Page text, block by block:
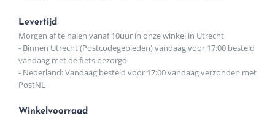
Levertijd
Morgen af te halen vanaf 10uur in onze winkel in Utrecht
- Binnen Utrecht (Postcodegebieden) vandaag voor 17:00 besteld
vandaag met de fiets bezorgd
- Nederland: Vandaag besteld voor 17:00 vandaag verzonden met
PostNL
Winkelvoorraad